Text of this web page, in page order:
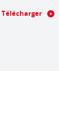
Télécharger